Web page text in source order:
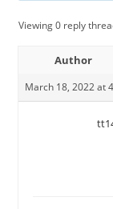
Viewing 0 reply
Author
March 18, 2022 at